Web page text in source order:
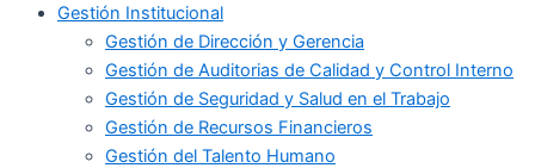
Gestión Institucional
Gestión de Dirección y Gerencia
Gestión de Auditorias de Calidad y Control Interno
Gestión de Seguridad y Salud en el Trabajo
Gestión de Recursos Financieros
Gestión del Talento Humano